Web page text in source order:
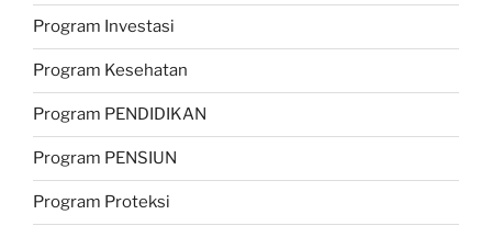
Program Investasi
Program Kesehatan
Program PENDIDIKAN
Program PENSIUN
Program Proteksi